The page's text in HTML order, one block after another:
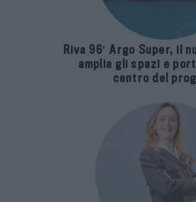
Riva 96′ Argo Super, il
amplia gli spazi e
centro del